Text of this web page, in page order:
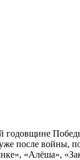
после войны,
«Алёша»,